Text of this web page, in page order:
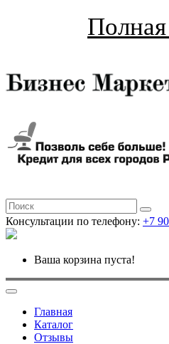
Консультации по телефону: +7
Ваша корзина пуста!
Главная
Каталог
Отзывы